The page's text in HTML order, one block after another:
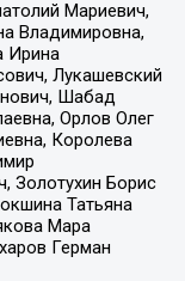
Мариевич,
Владимировна,
Ирина
Лукашевский
Шабад
Орлов Олег
Королева
Золотухин Борис
Татьяна
Мара
Герман